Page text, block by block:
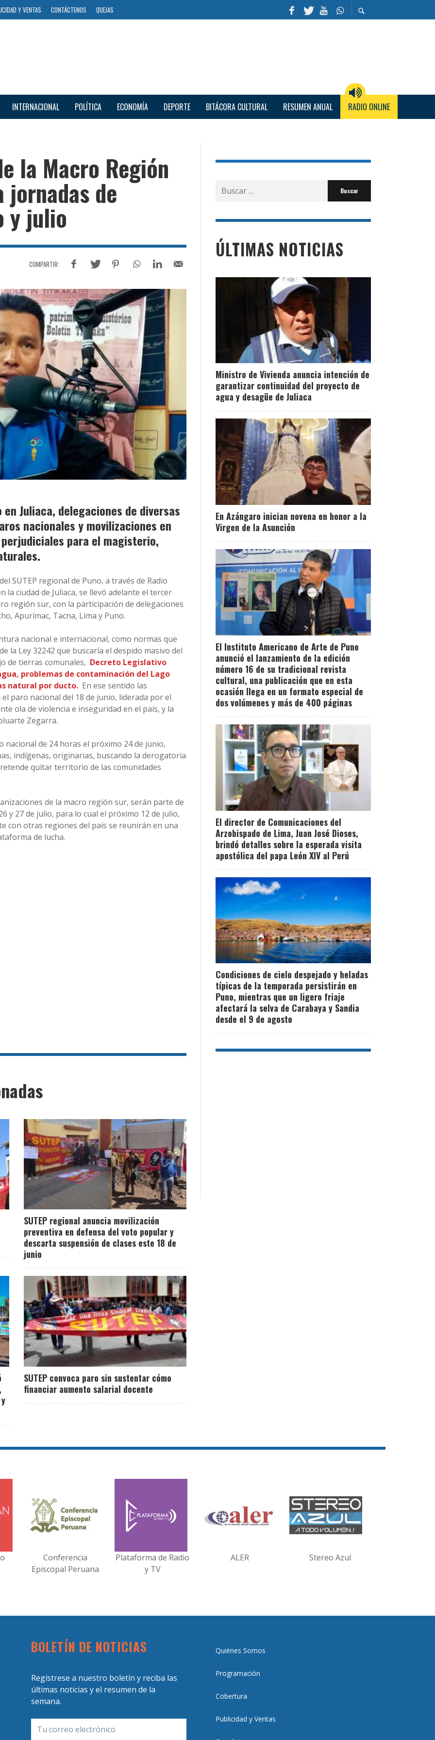
Y VENTAS CONTÁCTENOS QUEJAS
INTERNACIONAL POLÍTICA ECONOMÍA DEPORTE BITÁCORA CULTURAL RESUMEN ANUAL RADIO ONLINE
la Macro Región
jornadas de
y julio
Juliaca, delegaciones de diversas
nacionales y movilizaciones en
para el magisterio,
SUTEP regional de Puno, a través de Radio
ciudad de Juliaca, se llevó adelante el tercer
región sur, con la participación de delegaciones
Apurímac, Tacna, Lima y Puno.
nacional e internacional, como normas que
la Ley 32242 que buscaría el despido masivo del
de tierras comunales, Decreto Legislativo
problemas de contaminación del Lago
natural por ducto. En ese sentido las
paro nacional del 18 de junio, liderada por el
ola de violencia e inseguridad en el país, y la
Zegarra.
de 24 horas el próximo 24 de junio,
indígenas, originarias, buscando la derogatoria
quitar territorio de las comunidades
de la macro región sur, serán parte de
y 27 de julio, para lo cual el próximo 12 de julio,
con otras regiones del país se reunirán en una
de lucha.
SUTEP regional anuncia movilización
preventiva en defensa del voto popular y
descarta suspensión de clases este 18 de
junio
SUTEP convoca paro sin sustentar cómo
financiar aumento salarial docente
Buscar
por:
ÚLTIMAS NOTICIAS
Ministro de Vivienda anuncia intención de
garantizar continuidad del proyecto de
agua y desagüe de Juliaca
En Azángaro inician novena en honor a la
Virgen de la Asunción
El Instituto Americano de Arte de Puno
anunció el lanzamiento de la edición
número 16 de su tradicional revista
cultural, una publicación que en esta
ocasión llega en un formato especial de
dos volúmenes y más de 400 páginas
El director de Comunicaciones del
Arzobispado de Lima, Juan José Dioses,
brindó detalles sobre la esperada visita
apostólica del papa León XIV al Perú
Condiciones de cielo despejado y heladas
típicas de la temporada persistirán en
Puno, mientras que un ligero friaje
afectará la selva de Carabaya y Sandia
desde el 9 de agosto
Conferencia
Episcopal Peruana
Plataforma de Radio
y TV
ALER Stereo Azul
BOLETÍN DE NOTICIAS
Regístrese a nuestro boletín y reciba las
últimas noticias y el resumen de la
semana.
Quiénes Somos
Programación
Cobertura
Publicidad y Ventas